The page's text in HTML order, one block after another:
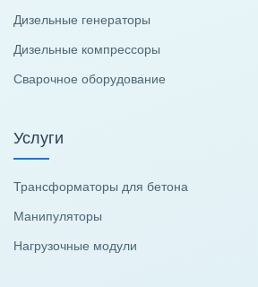
Дизельные генераторы
Дизельные компрессоры
Сварочное оборудование
Услуги
Трансформаторы для бетона
Манипуляторы
Нагрузочные модули